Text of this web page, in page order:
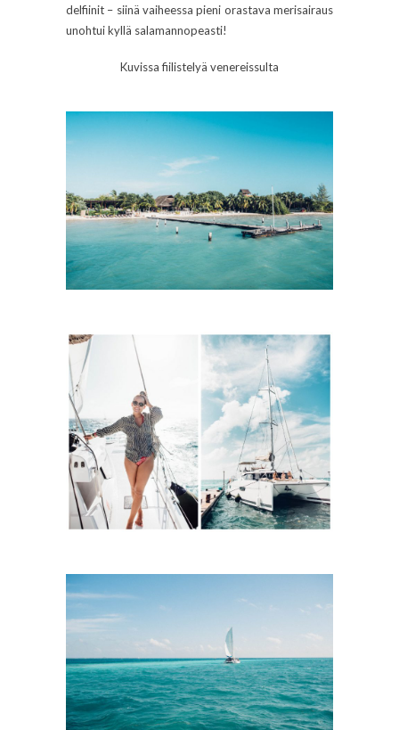
delfiinit – siinä vaiheessa pieni orastava merisairaus
unohtui kyllä salamannopeasti!
Kuvissa fiilistelyä venereissulta